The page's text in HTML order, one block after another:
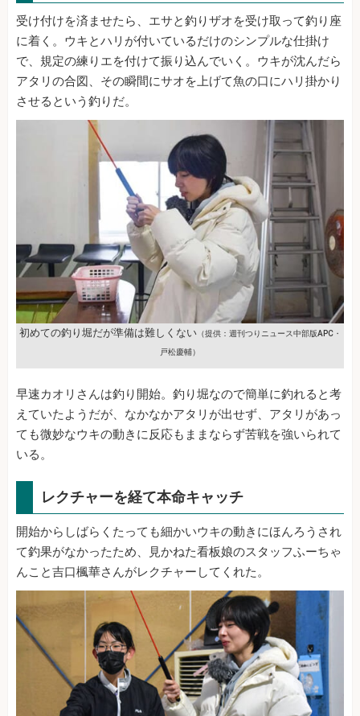
受け付けを済ませたら、エサと釣りザオを受け取って釣り座
に着く。ウキとハリが付いているだけのシンプルな仕掛け
で、規定の練りエを付けて振り込んでいく。ウキが沈んだら
アタリの合図、その瞬間にサオを上げて魚の口にハリ掛かり
させるという釣りだ。
初めての釣り堀だが準備は難しくない（提供：週刊つりニュース中部版APC・
戸松慶輔）
早速カオリさんは釣り開始。釣り堀なので簡単に釣れると考
えていたようだが、なかなかアタリが出せず、アタリがあっ
ても微妙なウキの動きに反応もままならず苦戦を強いられて
いる。
レクチャーを経て本命キャッチ
開始からしばらくたっても細かいウキの動きにほんろうされ
て釣果がなかったため、見かねた看板娘のスタッフふーちゃ
んこと吉口楓華さんがレクチャーしてくれた。